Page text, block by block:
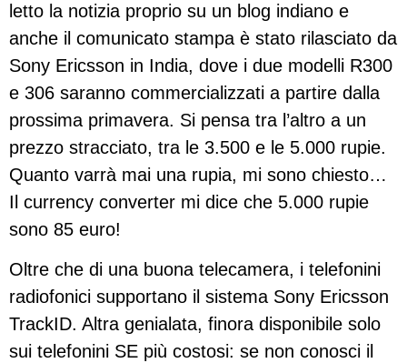
letto la notizia proprio su un blog indiano e
anche il comunicato stampa è stato rilasciato da
Sony Ericsson in India, dove i due modelli R300
e 306 saranno commercializzati a partire dalla
prossima primavera. Si pensa tra l’altro a un
prezzo stracciato, tra le 3.500 e le 5.000 rupie.
Quanto varrà mai una rupia, mi sono chiesto…
Il currency converter mi dice che 5.000 rupie
sono 85 euro!
Oltre che di una buona telecamera, i telefonini
radiofonici supportano il sistema Sony Ericsson
TrackID. Altra genialata, finora disponibile solo
sui telefonini SE più costosi: se non conosci il